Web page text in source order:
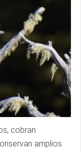
cobran
amplios